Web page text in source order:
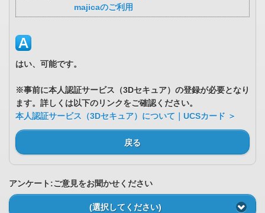
majicaのご利用
はい、可能です。
※事前に本人認証サービス（3Dセキュア）の登録が必要となり
ます。詳しくは以下のリンクをご確認ください。
本人認証サービス（3Dセキュア）について｜UCSカード ＞
戻る
アンケート:ご意見をお聞かせください
(選択してください)